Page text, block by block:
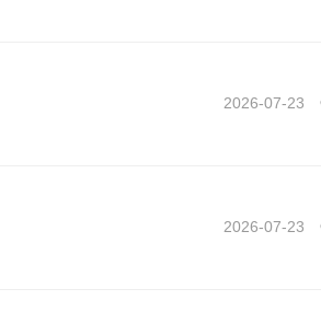
!—游戏专用2026-07-23
2026-07-23